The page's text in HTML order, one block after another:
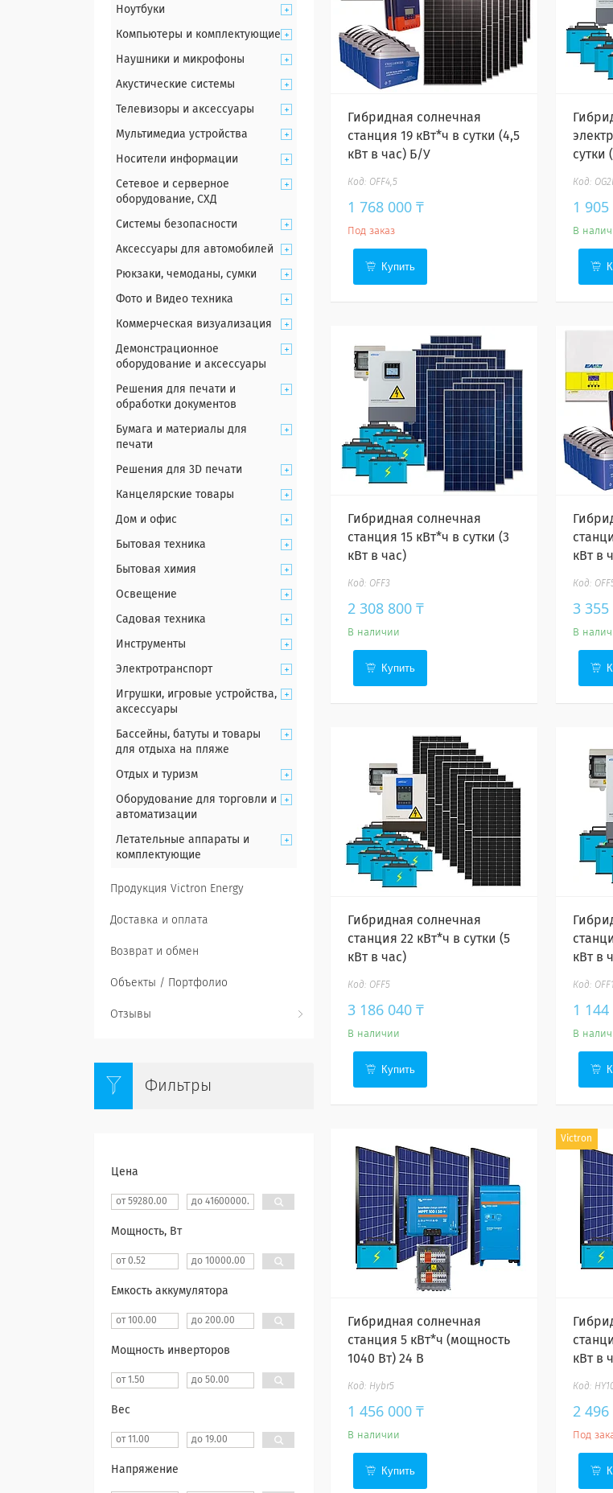
Гибридная солнечная
станция 19 кВт*ч в сутки (4,5
кВт в час) Б/У
OFF4,5
1 768 000 ₸
Под заказ
Купить
сутки
1
В
Гибридная солнечная
станция 15 кВт*ч в сутки (3
кВт в час)
OFF3
2 308 800 ₸
В наличии
Купить
кВт в
3 355
В
Гибридная солнечная
станция 22 кВт*ч в сутки (5
кВт в час)
OFF5
3 186 040 ₸
В наличии
Купить
кВт в
OFF1
1
В
Гибридная солнечная
станция 5 кВт*ч (мощность
1040 Вт) 24 В
Hybr5
1 456 000 ₸
В наличии
Купить
Victron
кВт в
2
Под
Ноутбуки
Компьютеры и комплектующие
Наушники и микрофоны
Акустические системы
Телевизоры и аксессуары
Мультимедиа устройства
Носители информации
Сетевое и серверное
оборудование, СХД
Системы безопасности
Аксессуары для автомобилей
Рюкзаки, чемоданы, сумки
Фото и Видео техника
Коммерческая визуализация
Демонстрационное
оборудование и аксессуары
Решения для печати и
обработки документов
Бумага и материалы для
печати
Решения для 3D печати
Канцелярские товары
Дом и офис
Бытовая техника
Бытовая химия
Освещение
Садовая техника
Инструменты
Электротранспорт
Игрушки, игровые устройства,
аксессуары
Бассейны, батуты и товары
для отдыха на пляже
Отдых и туризм
Оборудование для торговли и
автоматизации
Летательные аппараты и
комплектующие
Продукция Victron Energy
Доставка и оплата
Возврат и обмен
Объекты / Портфолио
Отзывы
Фильтры
Цена
Мощность, Вт
Емкость аккумулятора
Мощность инверторов
Вес
Напряжение